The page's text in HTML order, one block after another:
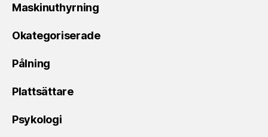
Maskinuthyrning
Okategoriserade
Pålning
Plattsättare
Psykologi